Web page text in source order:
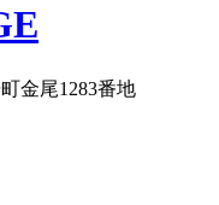
金尾1283番地